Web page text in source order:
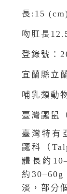
長:15
吻肛長
登錄號：
宜蘭縣立
哺乳類動
臺灣鼴鼠
臺灣特有
鼴科（
體長約
約
淡，部分